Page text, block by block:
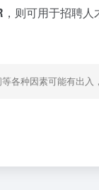
，则可用于招聘
各种因素可能有出入